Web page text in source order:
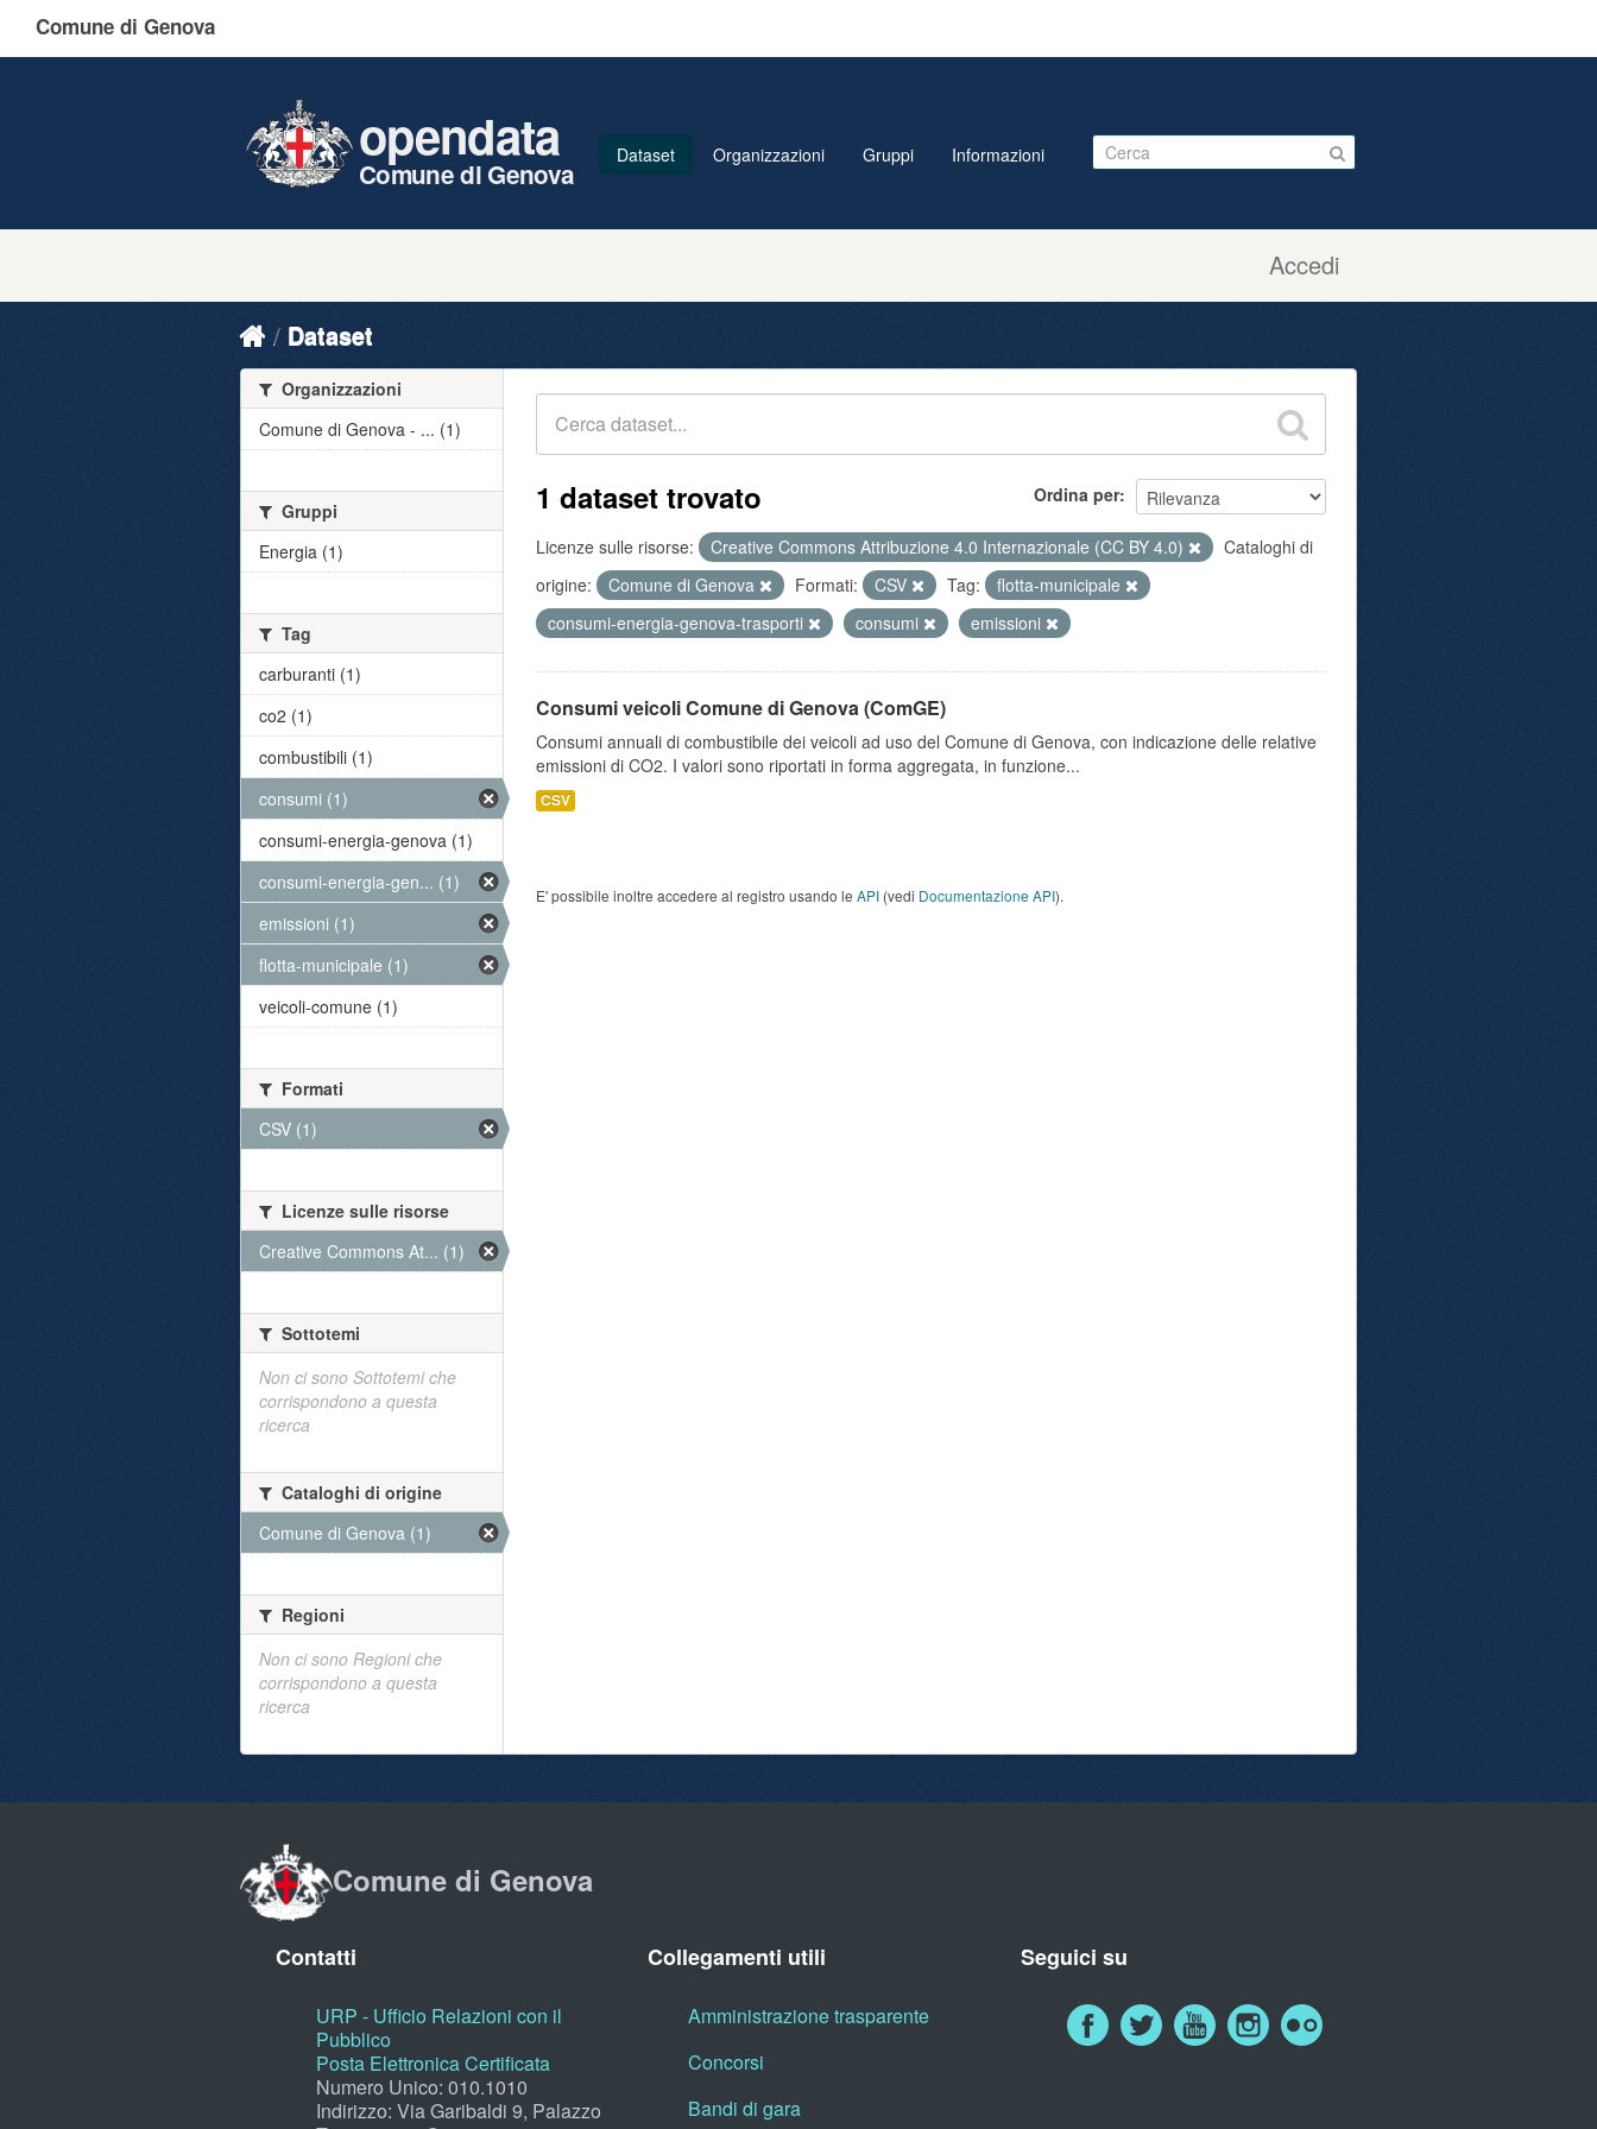
Comune di Genova
Accedi
opendata
Comune di Genova
Dataset Organizzazioni Gruppi Informazioni
Dataset
Ordina per
1 dataset trovato
Licenze sulle risorse: Creative Commons Attribuzione 4.0 Internazionale (CC BY 4.0)
Cataloghi di
origine:
Comune di Genova Formati: CSV Tag:
flotta-municipale
consumi-energia-genova-trasporti
consumi emissioni
Consumi veicoli Comune di Genova (ComGE)
Consumi annuali di combustibile dei veicoli ad uso del Comune di Genova, con indicazione delle relative
emissioni di CO2. I valori sono riportati in forma aggregata, in funzione...
CSV
E' possibile inoltre accedere al registro usando le API (vedi Documentazione API).
Organizzazioni
Comune di Genova - ... (1)
Gruppi
Energia (1)
Tag
carburanti (1)
co2 (1)
combustibili (1)
consumi (1)
consumi-energia-genova (1)
consumi-energia-gen... (1)
emissioni (1)
flotta-municipale (1)
veicoli-comune (1)
Formati
CSV (1)
Licenze sulle risorse
Creative Commons At... (1)
Sottotemi
Non ci sono Sottotemi che
corrispondono a questa
ricerca
Cataloghi di origine
Comune di Genova (1)
Regioni
Non ci sono Regioni che
corrispondono a questa
ricerca
Comune di Genova
Contatti
URP - Ufficio Relazioni con il
Pubblico
Posta Elettronica Certificata
Numero Unico: 010.1010
Indirizzo: Via Garibaldi 9, Palazzo
Collegamenti utili
Amministrazione trasparente
Concorsi
Bandi di gara
Seguici su